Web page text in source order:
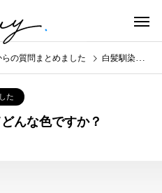
らの質問まとめました 白髪馴染みがいい色ってどんな色ですか？
た
んな色ですか？